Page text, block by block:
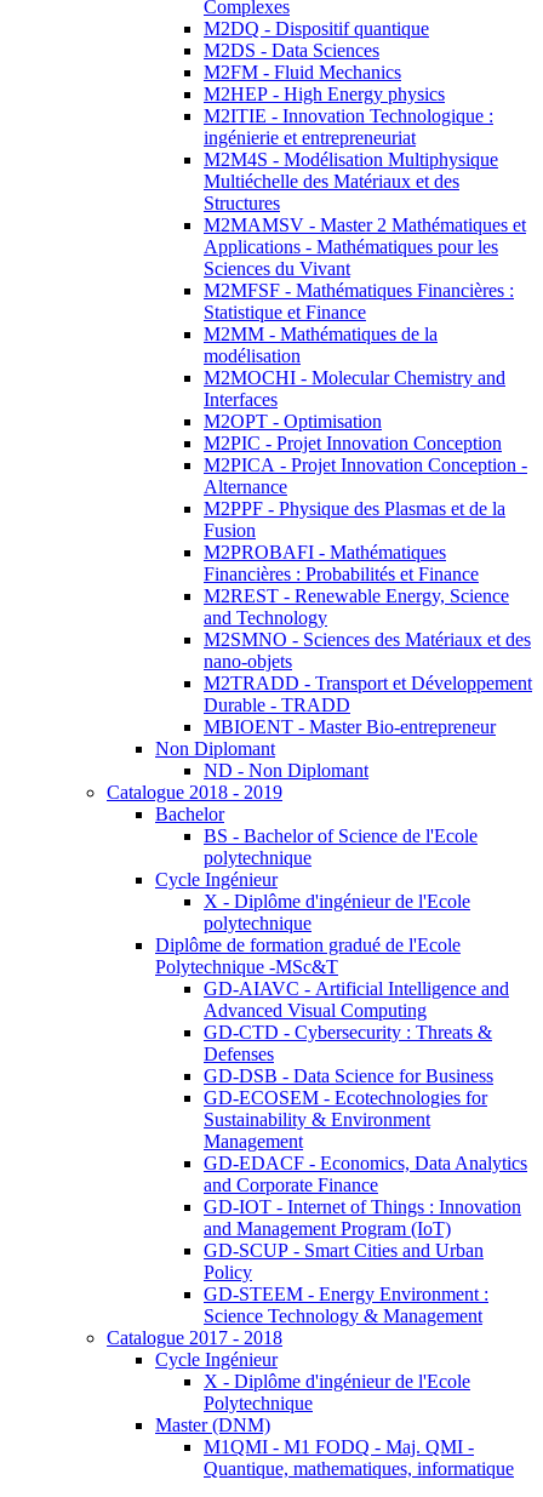
Complexes
M2DQ - Dispositif quantique
M2DS - Data Sciences
M2FM - Fluid Mechanics
M2HEP - High Energy physics
M2ITIE - Innovation Technologique :
ingénierie et entrepreneuriat
M2M4S - Modélisation Multiphysique
Multiéchelle des Matériaux et des
Structures
M2MAMSV - Master 2 Mathématiques et
Applications - Mathématiques pour les
Sciences du Vivant
M2MFSF - Mathématiques Financières :
Statistique et Finance
M2MM - Mathématiques de la
modélisation
M2MOCHI - Molecular Chemistry and
Interfaces
M2OPT - Optimisation
M2PIC - Projet Innovation Conception
M2PICA - Projet Innovation Conception -
Alternance
M2PPF - Physique des Plasmas et de la
Fusion
M2PROBAFI - Mathématiques
Financières : Probabilités et Finance
M2REST - Renewable Energy, Science
and Technology
M2SMNO - Sciences des Matériaux et des
nano-objets
M2TRADD - Transport et Développement
Durable - TRADD
MBIOENT - Master Bio-entrepreneur
Non Diplomant
ND - Non Diplomant
Catalogue 2018 - 2019
Bachelor
BS - Bachelor of Science de l'Ecole
polytechnique
Cycle Ingénieur
X - Diplôme d'ingénieur de l'Ecole
polytechnique
Diplôme de formation gradué de l'Ecole
Polytechnique -MSc&T
GD-AIAVC - Artificial Intelligence and
Advanced Visual Computing
GD-CTD - Cybersecurity : Threats &
Defenses
GD-DSB - Data Science for Business
GD-ECOSEM - Ecotechnologies for
Sustainability & Environment
Management
GD-EDACF - Economics, Data Analytics
and Corporate Finance
GD-IOT - Internet of Things : Innovation
and Management Program (IoT)
GD-SCUP - Smart Cities and Urban
Policy
GD-STEEM - Energy Environment :
Science Technology & Management
Catalogue 2017 - 2018
Cycle Ingénieur
X - Diplôme d'ingénieur de l'Ecole
Polytechnique
Master (DNM)
M1QMI - M1 FODQ - Maj. QMI -
Quantique, mathematiques, informatique